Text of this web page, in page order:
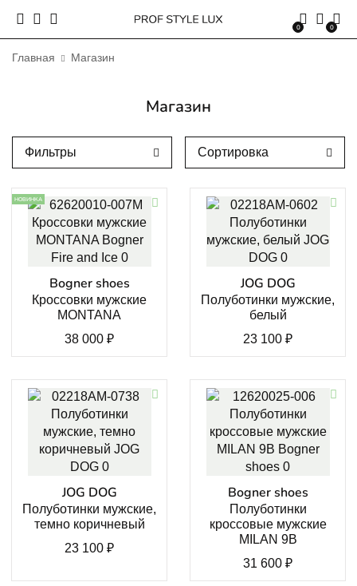
0 0
Главная Магазин
Магазин
Фильтры Сортировка
НОВИНКА
Bogner shoes
Кроссовки мужские
MONTANA
38 000 ₽
JOG DOG
Полуботинки мужские,
белый
23 100 ₽
JOG DOG
Полуботинки мужские,
темно коричневый
23 100 ₽
Bogner shoes
Полуботинки
кроссовые мужские
MILAN 9B
31 600 ₽